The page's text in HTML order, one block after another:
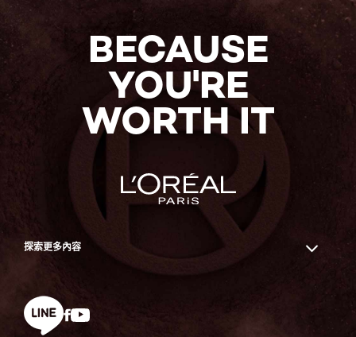
BECAUSE
YOU'RE
WORTH IT
探索更多內容